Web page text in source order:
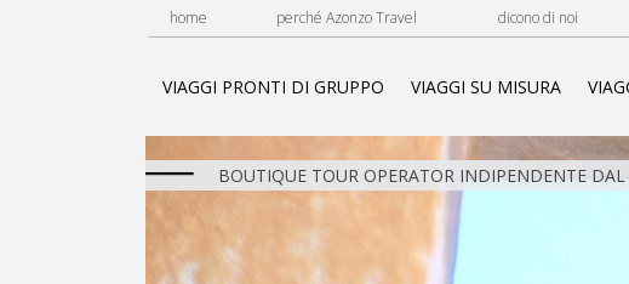
home perché Azonzo Travel dicono di noi
VIAGGI PRONTI DI GRUPPO VIAGGI SU MISURA
BOUTIQUE TOUR OPERATOR INDIPENDENTE